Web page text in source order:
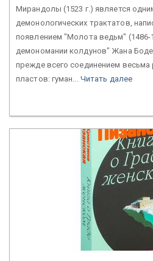
Мирандолы (1523 г.) является
демонологических трактатов,
появлением "Молота ведьм" (1486-
демономании колдунов" Жана
прежде всего соединением весьма
пластов: гуман... Читать далее